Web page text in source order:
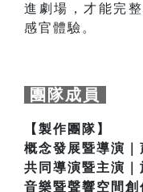
進劇場，才能完
感官體驗。
團隊成員
【製作團隊】
概念發展暨導演｜
共同導演暨主演｜
音樂暨聲響空間創